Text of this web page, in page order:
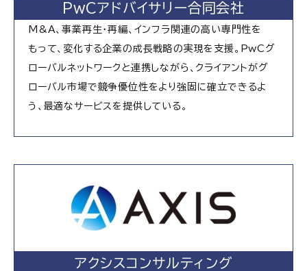
PwCアドバイサリー合同会社
M&A、事業再生・再編、インフラ関連の高い専門性を
もって、変化する企業の成長戦略の実現を支援。PwCグ
ローバルネットワークと連携しながら、クライアントがグ
ローバル市場で競争優位性をより強固に確立できるよ
う、最適なサービスを提供している。
アクシスコンサルティング